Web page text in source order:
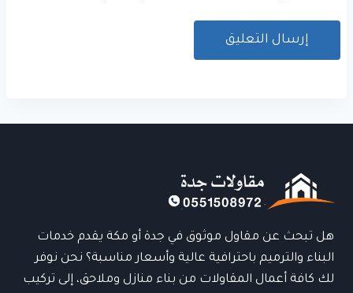
هل تبحث عن مقاول موثوق في جدة أو مكة يقدم خدمات
البناء والترميم باحترافية عالية وأسعار مناسبة؟ نحن نوفر
لك كافة أعمال المقاولات من بناء منازل وملاحق، إلى تركيب